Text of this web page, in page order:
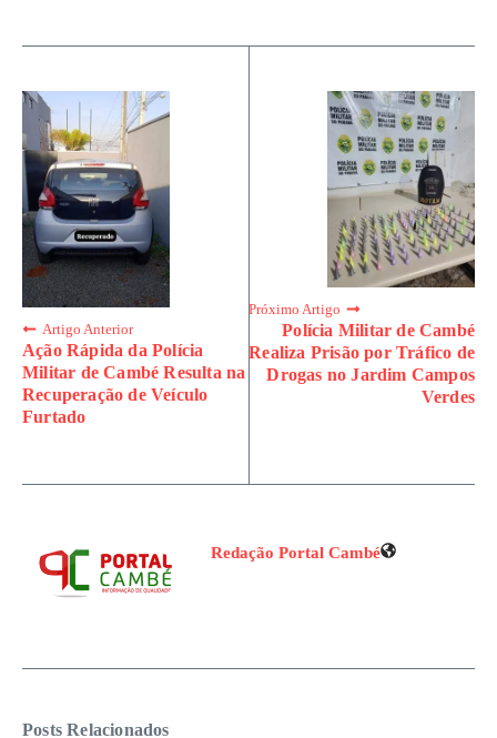
Artigo Anterior
Ação Rápida da Polícia
Militar de Cambé Resulta na
Recuperação de Veículo
Furtado
Próximo Artigo
Polícia Militar de Cambé
Realiza Prisão por Tráfico de
Drogas no Jardim Campos
Verdes
Redação Portal Cambé
Posts Relacionados